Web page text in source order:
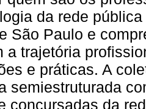
da rede
São Paulo e
a trajetória
e práticas. A
semiestruturada
concursadas da